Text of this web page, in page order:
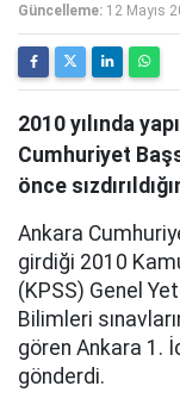
Güncelleme: 12 Mayıs
2010 yılında
Cumhuriyet
önce
Ankara
girdiği 2010
(KPSS) Genel
Bilimleri
gören Ankara 1.
gönderdi.